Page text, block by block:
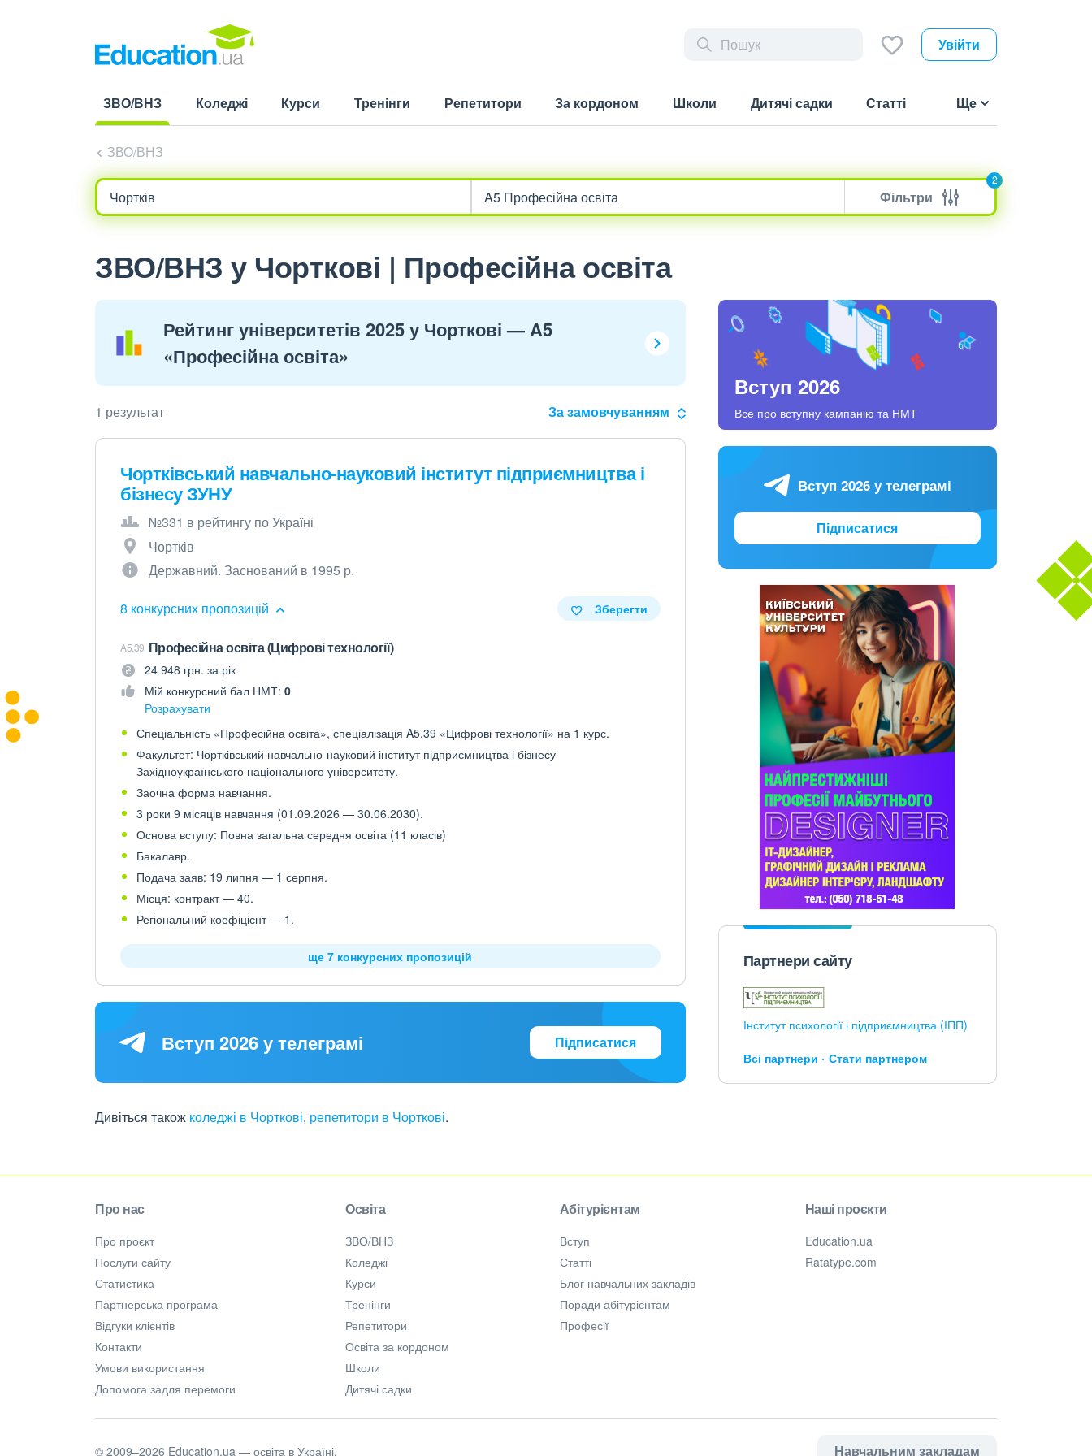
Увійти
ЗВО/ВНЗ
Коледжі Курси Тренінги Репетитори За кордоном Школи Дитячі садки Статті Ще
ЗВО/ВНЗ
Фільтри
2
ЗВО/ВНЗ у Чорткові | Професійна освіта
Рейтинг університетів 2025 у Чорткові — A5
«Професійна освіта»
1 результат За замовчуванням
Чортківський навчально-науковий інститут підприємництва і
бізнесу ЗУНУ
№331 в рейтингу по Україні
Чортків
Державний. Заснований в 1995 р.
8 конкурсних пропозицій Зберегти
A5.39 Професійна освіта (Цифрові технології)
24 948 грн. за рік
Мій конкурсний бал НМТ: 0
Розрахувати
Спеціальність «Професійна освіта», спеціалізація A5.39 «Цифрові технології» на 1 курс.
Факультет: Чортківський навчально-науковий інститут підприємництва і бізнесу
Західноукраїнського національного університету.
Заочна форма навчання.
3 роки 9 місяців навчання (01.09.2026 — 30.06.2030).
Основа вступу: Повна загальна середня освіта (11 класів)
Бакалавр.
Подача заяв: 19 липня — 1 серпня.
Місця: контракт — 40.
Регіональний коефіцієнт — 1.
ще 7 конкурсних пропозицій
Вступ 2026 у телеграмі Підписатися
Дивіться також коледжі в Чорткові, репетитори в Чорткові.
Вступ 2026
Все про вступну кампанію та НМТ
Вступ 2026 у телеграмі
Підписатися
Партнери сайту
Інститут психології і підприємництва (ІПП)
Всі партнери Стати партнером
Про нас
Про проєкт
Послуги сайту
Статистика
Партнерська програма
Відгуки клієнтів
Контакти
Умови використання
Допомога задля перемоги
Освіта
ЗВО/ВНЗ
Коледжі
Курси
Тренінги
Репетитори
Освіта за кордоном
Школи
Дитячі садки
Абітурієнтам
Вступ
Статті
Блог навчальних закладів
Поради абітурієнтам
Професії
Наші проєкти
Education.ua
Ratatype.com
Навчальним закладам
© 2009–2026 Education.ua — освіта в Україні.